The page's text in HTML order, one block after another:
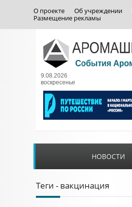
О проекте Об учреждении
Размещение рекламы
9.08.2026
воскресенье
НОВОСТИ
Теги - вакцинация